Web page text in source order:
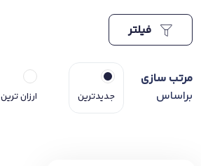
مرتب سازی
براساس
جدیدترین ارزان ترین